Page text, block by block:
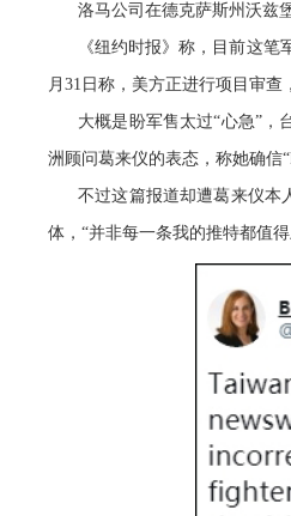
洛马公司在德克萨斯州沃兹
《纽约时报》称，目前这
月31日称，美方正进行项目审查
大概是盼军售太过“心急”，
洲顾问葛来仪的表态，称她确信
不过这篇报道却遭葛来仪本
体，“并非每一条我的推特都值